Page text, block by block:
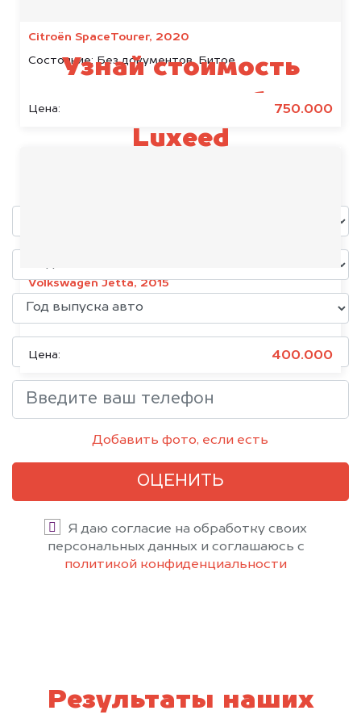
Citroën SpaceTourer, 2020
Состояние:Без документов, Битое
Цена: 750.000
Volkswagen Jetta, 2015
Состояние:Без документов
Цена: 400.000
Узнай стоимость
своего автомобиля
Luxeed
Добавить фото, если есть
ОЦЕНИТЬ
Я даю согласие на обработку своих
персональных данных и соглашаюсь с
политикой конфиденциальности
Результаты наших